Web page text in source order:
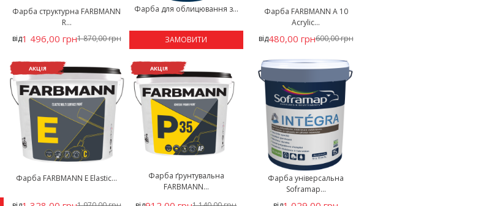
Фарба структурна FARBMANN
R...
від1 496,00 грн1 870,00 грн
Фарба для облицювання з...
ЗАМОВИТИ
Фарба FARBMANN А 10
Acrylic...
від480,00 грн600,00 грн
АКЦІЯ
Фарба FARBMANN E Elastic...
АКЦІЯ
Фарба ґрунтувальна
FARBMANN...
Фарба універсальна
Soframap...